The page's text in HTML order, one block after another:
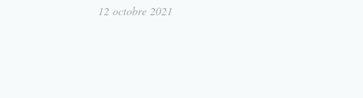
12 octobre 2021